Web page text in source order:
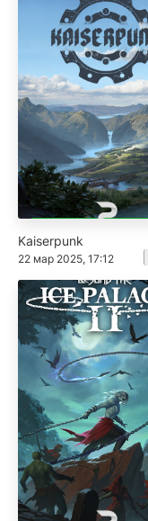
Kaiserpunk
22 мар 2025, 17:12